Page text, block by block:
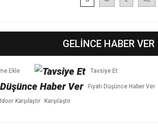
GELİNCE HABER VER
Tavsiye Et
Fiyatı Düşünce Haber Ver
Karşılaştır